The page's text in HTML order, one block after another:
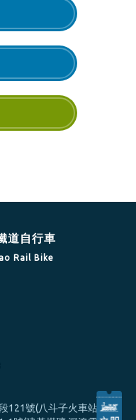
道自行車
Rail Bike
121號(八斗子火車站旁)